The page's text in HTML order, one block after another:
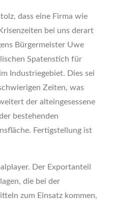
dass eine Firma wie
bei uns derart
Bürgermeister Uwe
Spatenstich für
Industriegebiet. Dies sei
Zeiten, was
der alteingesessene
bestehenden
Fertigstellung ist
Der Exportanteil
die bei der
zum Einsatz kommen,